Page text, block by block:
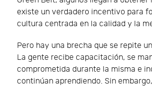
existe un verdadero incentivo para
cultura centrada en la calidad y la
Pero hay una brecha que se repite
La gente recibe capacitación, se
comprometida durante la misma e
continúan aprendiendo. Sin embargo,